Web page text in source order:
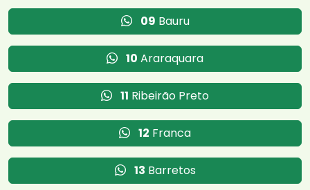
09 Bauru
10 Araraquara
11 Ribeirão Preto
12 Franca
13 Barretos